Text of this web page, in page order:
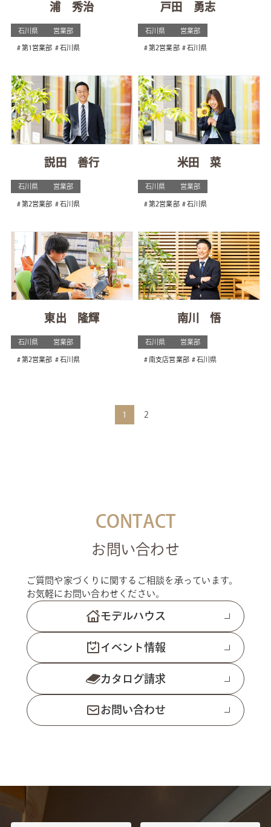
浦 秀治
石川県 営業部
第1営業部 石川県
戸田 勇志
石川県 営業部
第2営業部 石川県
説田 善行
石川県 営業部
第2営業部 石川県
米田 菜
石川県 営業部
第2営業部 石川県
東出 隆輝
石川県 営業部
第2営業部 石川県
南川 悟
石川県 営業部
南支店営業部 石川県
1 2
CONTACT
お問い合わせ
ご質問や家づくりに関するご相談を承っています。
お気軽にお問い合わせください。
モデルハウス
イベント情報
カタログ請求
お問い合わせ